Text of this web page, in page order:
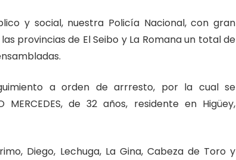
y social, nuestra Policía Nacional, con gran
provincias de El Seibo y La Romana un total de
a orden de arrresto, por la cual se
MERCEDES, de 32 años, residente en Higüey,
Diego, Lechuga, La Gina, Cabeza de Toro y